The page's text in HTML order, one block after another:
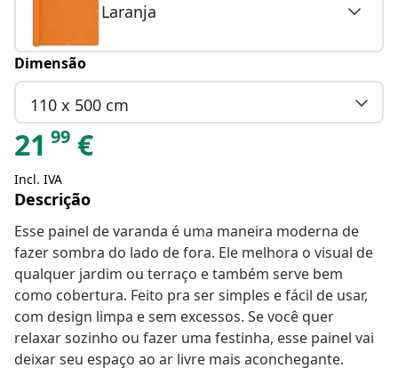
Laranja
Dimensão
110 x 500 cm
21 99 €
Incl. IVA
Descrição
Esse painel de varanda é uma maneira moderna de
fazer sombra do lado de fora. Ele melhora o visual de
qualquer jardim ou terraço e também serve bem
como cobertura. Feito pra ser simples e fácil de usar,
com design limpa e sem excessos. Se você quer
relaxar sozinho ou fazer uma festinha, esse painel vai
deixar seu espaço ao ar livre mais aconchegante.